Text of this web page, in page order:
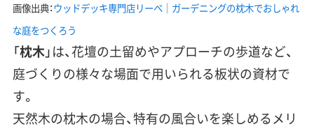
画像出典：ウッドデッキ専門店リーベ｜ガーデニングの枕木でおしゃれ
な庭をつくろう
「枕木」は、花壇の土留めやアプローチの歩道など、
庭づくりの様々な場面で用いられる板状の資材で
す。
天然木の枕木の場合、特有の風合いを楽しめるメリ